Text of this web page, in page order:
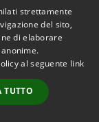
2026 • Comune di
del Sole •
byMunicipium
redazione
strettamente
del sito,
di elaborare
al seguente link
TUTTO